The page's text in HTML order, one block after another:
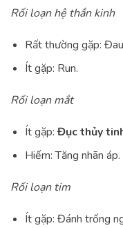
Rối loạn hệ thần kinh
Rất thường gặp:
Ít gặp: Run.
Rối loạn mắt
Ít gặp:Đục thủy
Hiếm: Tăng nhãn áp.
Rối loạn tim
Ít gặp: Đánh trống